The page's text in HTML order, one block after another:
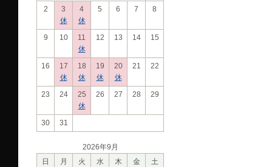
2
3
休
4
休
5 6 7 8
9 10
11
休
12 13 14 15
16
17
休
18
休
19
休
20
休
21 22
23 24
25
休
26 27 28 29
30 31
2026年9月
日
月 火 水 木 金
土